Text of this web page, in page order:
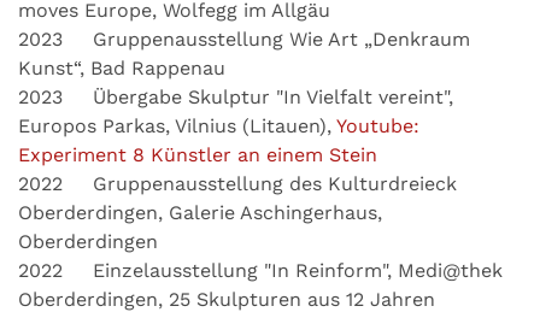
moves Europe, Wolfegg im Allgäu
2023 Gruppenausstellung Wie Art „Denkraum
Kunst“, Bad Rappenau
2023 Übergabe Skulptur "In Vielfalt vereint",
Europos Parkas, Vilnius (Litauen), Youtube:
Experiment 8 Künstler an einem Stein
2022 Gruppenausstellung des Kulturdreieck
Oberderdingen, Galerie Aschingerhaus,
Oberderdingen
2022 Einzelausstellung "In Reinform", Medi@thek
Oberderdingen, 25 Skulpturen aus 12 Jahren